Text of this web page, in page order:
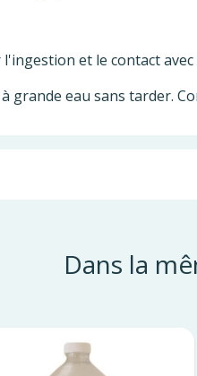
et le contact avec
grande eau sans tarder.
Dans la